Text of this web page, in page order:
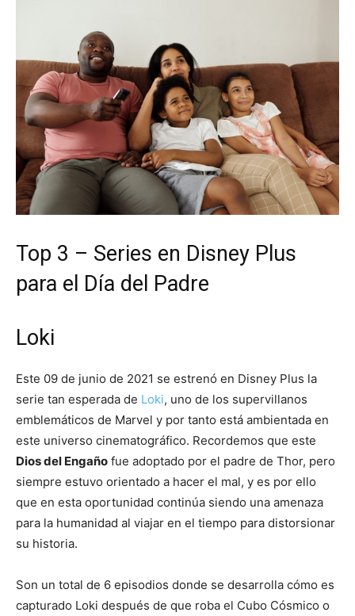
Top 3 – Series en Disney Plus
para el Día del Padre
Loki
Este 09 de junio de 2021 se estrenó en Disney Plus la
serie tan esperada de Loki, uno de los supervillanos
emblemáticos de Marvel y por tanto está ambientada en
este universo cinematográfico. Recordemos que este
Dios del Engaño fue adoptado por el padre de Thor, pero
siempre estuvo orientado a hacer el mal, y es por ello
que en esta oportunidad continúa siendo una amenaza
para la humanidad al viajar en el tiempo para distorsionar
su historia.
Son un total de 6 episodios donde se desarrolla cómo es
capturado Loki después de que roba el Cubo Cósmico o